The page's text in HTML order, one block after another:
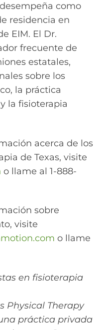
como
residencia en
EIM. El Dr.
frecuente de
estatales,
sobre los
la práctica
la fisioterapia
acerca de los
de Texas, visite
o llame al 1-888-
sobre
visite
o llame
en fisioterapia
Physical Therapy
práctica privada